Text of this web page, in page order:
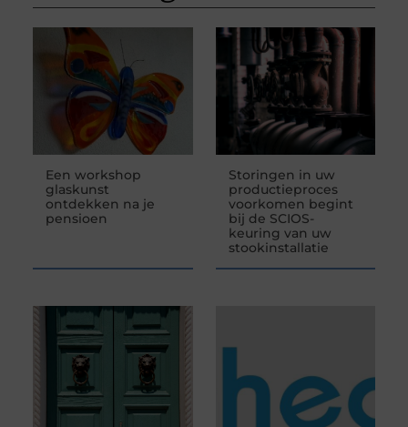
Een workshop
glaskunst
ontdekken na je
pensioen
Storingen in uw
productieproces
voorkomen begint
bij de SCIOS-
keuring van uw
stookinstallatie